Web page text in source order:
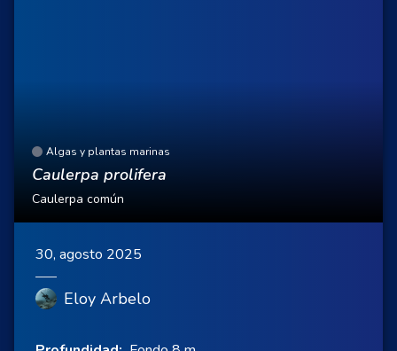
Algas y plantas marinas
Caulerpa prolifera
Caulerpa común
30, agosto 2025
Eloy Arbelo